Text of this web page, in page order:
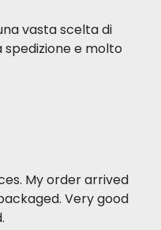
vasta scelta di
spedizione e molto
My order arrived
Very good